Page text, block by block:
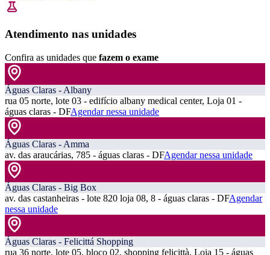
Atendimento nas unidades
Confira as unidades que fazem o exame
Águas Claras - Albany
rua 05 norte, lote 03 - edifício albany medical center, Loja 01 -
águas claras - DFAgendar nessa unidade
Águas Claras - Amma
av. das araucárias, 785 - águas claras - DFAgendar nessa unidade
Águas Claras - Big Box
av. das castanheiras - lote 820 loja 08, 8 - águas claras - DFAgendar
nessa unidade
Águas Claras - Felicittá Shopping
rua 36 norte, lote 05, bloco 02, shopping felicittà, Loja 15 - águas